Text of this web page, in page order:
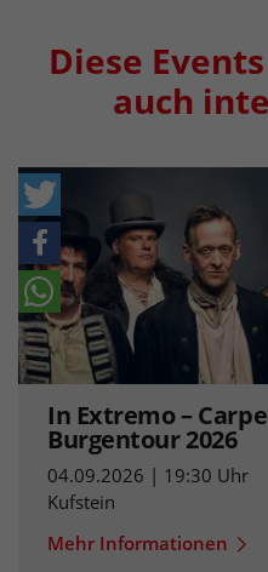
Diese
auch
In Extremo –
Burgentour 2026
04.09.2026 | 19:30 Uhr
Kufstein
Mehr Informationen